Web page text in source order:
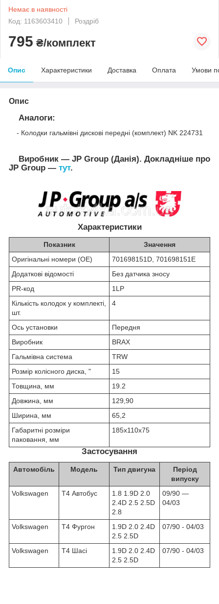
Немає в наявності
Код: 1163603410
Роздріб
795 ₴/комплект
Опис Характеристики Доставка Оплата Умови
Опис
Аналоги:
- Колодки гальмівні дискові передні (комплект) NK 224731
Виробник — JP Group (Данія). Докладніше про
JP Group — тут.
Характеристики
Показник
Значення
Оригінальні номери (OE)
701698151D, 701698151E
Додаткові відомості
Без датчика зносу
PR-код
1LP
Кількість колодок у комплекті,
шт.
4
Ось установки
Передня
Виробник
BRAX
Гальмівна система
TRW
Розмір колісного диска, "
15
Товщина, мм
19.2
Довжина, мм
129,90
Ширина, мм
65,2
Габаритні розміри
паковання, мм
185х110х75
Застосування
Автомобіль Модель Тип двигуна
Період
випуску
Volkswagen
T4 Автобус
1.8 1.9D 2.0
2.4D 2.5 2.5D
2.8
09/90 ―
04/03
Volkswagen T4 Фургон
1.9D 2.0 2.4D
2.5 2.5D
07/90 - 04/03
Volkswagen T4 Шасі
1.9D 2.0 2.4D
2.5 2.5D
07/90 - 04/03